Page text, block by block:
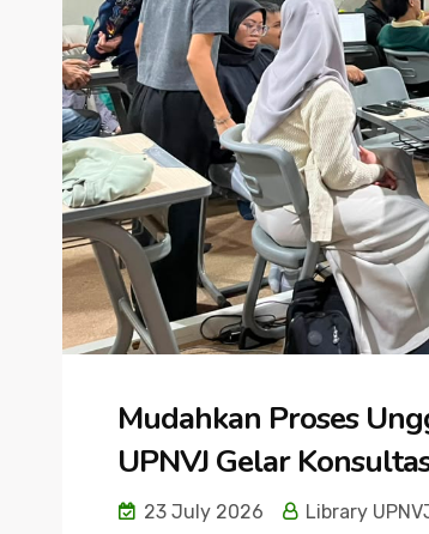
Mudahkan Proses
UPNVJ Gelar
23 July 2026 Library